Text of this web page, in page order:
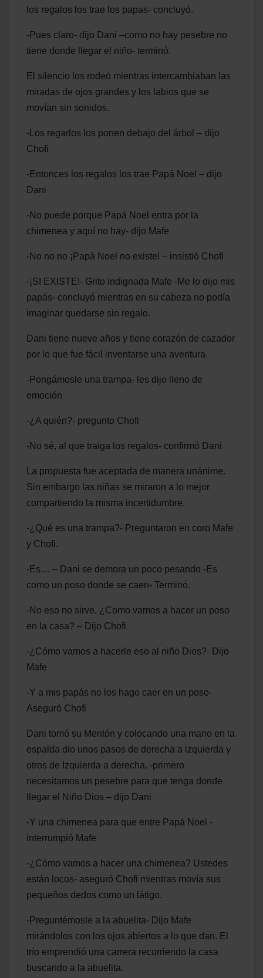
los regalos los trae los papas- concluyó.
-Pues claro- dijo Dani –como no hay pesebre no
tiene donde llegar el niño- terminó.
El silencio los rodeó mientras intercambiaban las
miradas de ojos grandes y los labios que se
movían sin sonidos.
-Los regarlos los ponen debajo del árbol – dijo
Chofi
-Entonces los regalos los trae Papá Noel – dijo
Dani
-No puede porque Papá Noel entra por la
chimenea y aquí no hay- dijo Mafe
-No no no ¡Papá Noel no existe! – insistió Chofi
-¡SI EXISTE!- Grito indignada Mafe -Me lo dijo mis
papás- concluyó mientras en su cabeza no podía
imaginar quedarse sin regalo.
Dani tiene nueve años y tiene corazón de cazador
por lo que fue fácil inventarse una aventura.
-Pongámosle una trampa- les dijo lleno de
emoción
-¿A quién?- pregunto Chofi
-No sé, al que traiga los regalos- confirmó Dani
La propuesta fue aceptada de manera unánime.
Sin embargo las niñas se miraron a lo mejor
compartiendo la misma incertidumbre.
-¿Qué es una trampa?- Preguntaron en coro Mafe
y Chofi.
-Es… – Dani se demora un poco pesando -Es
como un poso donde se caen- Terminó.
-No eso no sirve. ¿Como vamos a hacer un poso
en la casa? – Dijo Chofi
-¿Cómo vamos a hacerle eso al niño Dios?- Dijo
Mafe
-Y a mis papás no los hago caer en un poso-
Aseguró Chofi
Dani tomó su Mentón y colocando una mano en la
espalda dio unos pasos de derecha a izquierda y
otros de Izquierda a derecha. -primero
necesitamos un pesebre para que tenga donde
llegar el Niño Dios – dijo Dani
-Y una chimenea para que entre Papá Noel -
interrumpió Mafe
-¿Cómo vamos a hacer una chimenea? Ustedes
están locos- aseguró Chofi mientras movía sus
pequeños dedos como un látigo.
-Preguntémosle a la abuelita- Dijo Mafe
mirándolos con los ojos abiertos a lo que dan. El
trío emprendió una carrera recorriendo la casa
buscando a la abuelita.